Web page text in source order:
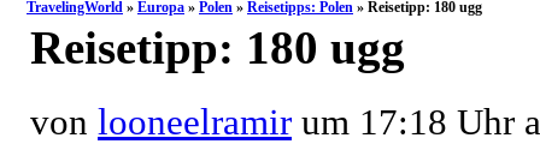
TravelingWorld » Europa » Polen » Reisetipps: Polen » Reisetipp: 180 ugg
Reisetipp: 180 ugg
von looneelramir um 17:18 Uhr